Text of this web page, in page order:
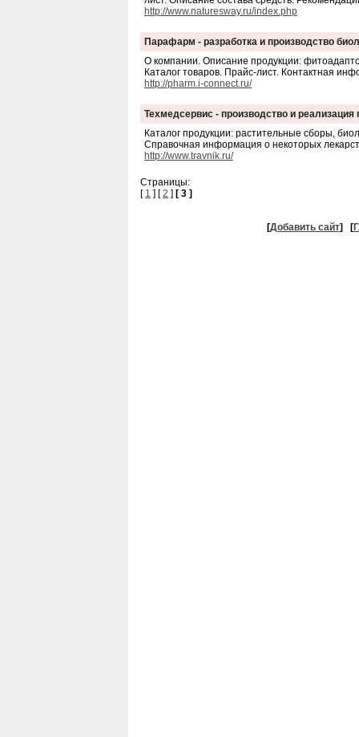
http://www.naturesway.ru/index.php
Парафарм - разработка и производство
О компании. Описание продукции:
Каталог товаров. Прайс-лист. Контактная
http://pharm.i-connect.ru/
Техмедсервис - производство и
Каталог продукции: растительные сборы,
Справочная информация о некоторых
http://www.travnik.ru/
Страницы:
[ 1 ] [2 ] [ 3 ]
[Добавить сайт] [